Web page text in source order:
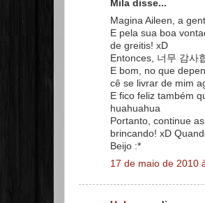
Mila disse...
Magina Aileen, a
E pela sua boa
de greitis! xD
Entonces, 너무 감사
E bom, no que
cê se livrar de mim
E fico feliz também
huahuahua
Portanto, continue
brincando! xD
Beijo :*
17 de maio de 2010